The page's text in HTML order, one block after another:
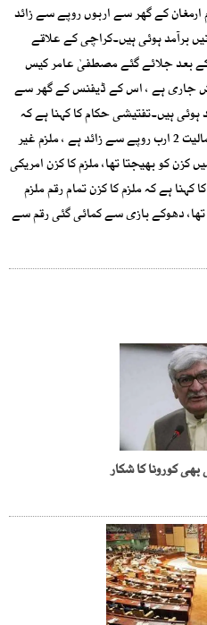
کے گھر سے اربوں روپے سے زائد
برآمد ہوئی ہیں۔کراچی کے علاقے
بعد جلائے گئے مصطفیٰ عامر کیس
جاری ہے ، اس کے ڈیفنس کے گھر سے
ہوئی ہیں۔تفتیشی حکام کا کہنا ہے کہ
برآمد دونوں مشینوں کی پاکستان میں مالیت 2 ارب روپے سے زائد ہے ، ملزم غیر
کزن کو بھیجتا تھا، ملزم کا کزن امریکی
کہنا ہے کہ ملزم کا کزن تمام رقم ملزم
دھوکے بازی سے کمائی گئی رقم سے
کورونا کا شکار